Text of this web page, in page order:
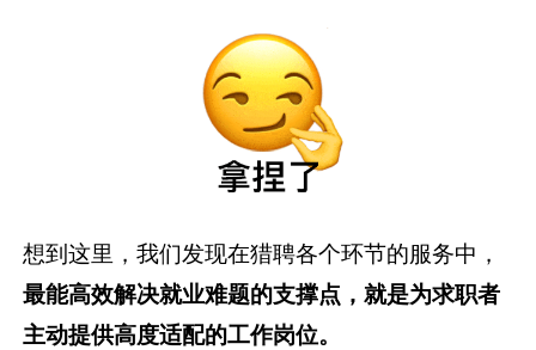
想到这里，我们发现在猎聘各个环节的服务中，
最能高效解决就业难题的支撑点，就是为求职者
主动提供高度适配的工作岗位。